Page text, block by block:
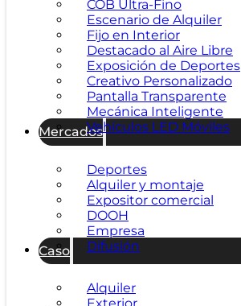
COB Ultra-Fino
Escenario de Alquiler
Fijo en Interior
Destacado al Aire Libre
Exposición de Deportes
Creativo Personalizado
Pantalla Transparente
Mecánica Inteligente
Vehículos LED Móviles
Mercados
Deportes
Alquiler y montaje
Expositor comercial
DOOH
Empresa
Difusión
Caso
Alquiler
Exterior